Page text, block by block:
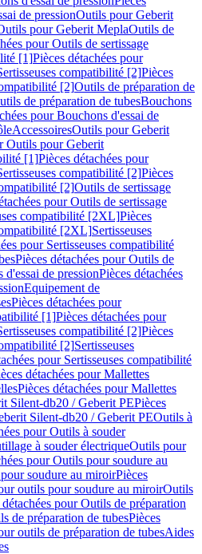
de pressionOutils pour Geberit
pour Geberit MeplaOutils de
pour Outils de sertissage
[1]Pièces détachées pour
compatibilité [2]Pièces
[2]Outils de préparation de
de préparation de tubesBouchons
pour Bouchons d'essai de
AccessoiresOutils pour Geberit
Outils pour Geberit
[1]Pièces détachées pour
compatibilité [2]Pièces
[2]Outils de sertissage
pour Outils de sertissage
compatibilité [2XL]Pièces
[2XL]Sertisseuses
pour Sertisseuses compatibilité
Pièces détachées pour Outils de
d'essai de pressionPièces détachées
Equipement de
Pièces détachées pour
[1]Pièces détachées pour
compatibilité [2]Pièces
[2]Sertisseuses
pour Sertisseuses compatibilité
détachées pour Mallettes
Pièces détachées pour Mallettes
Silent-db20 / Geberit PEPièces
Silent-db20 / Geberit PEOutils à
pour Outils à souder
à souder électriqueOutils pour
pour Outils pour soudure au
soudure au miroirPièces
outils pour soudure au miroirOutils
détachées pour Outils de préparation
de préparation de tubesPièces
outils de préparation de tubesAides